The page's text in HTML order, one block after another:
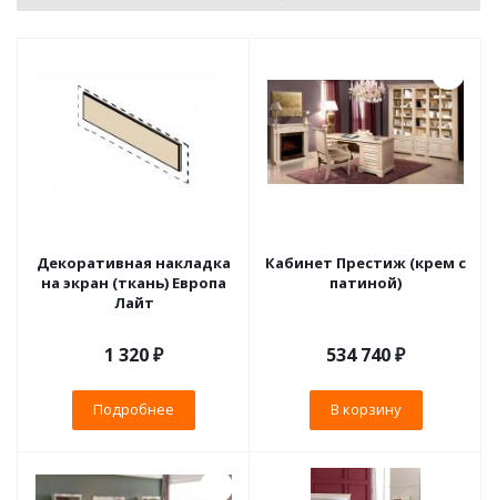
Декоративная накладка
на экран (ткань) Европа
Лайт
1 320 ₽
Подробнее
Кабинет Престиж (крем с
патиной)
534 740₽
В корзину